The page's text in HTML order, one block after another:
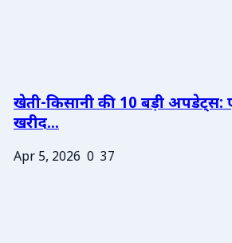
खेती-किसानी की 10 बड़ी अपडेट्स:
खरीद...
Apr 5, 2026 0 37